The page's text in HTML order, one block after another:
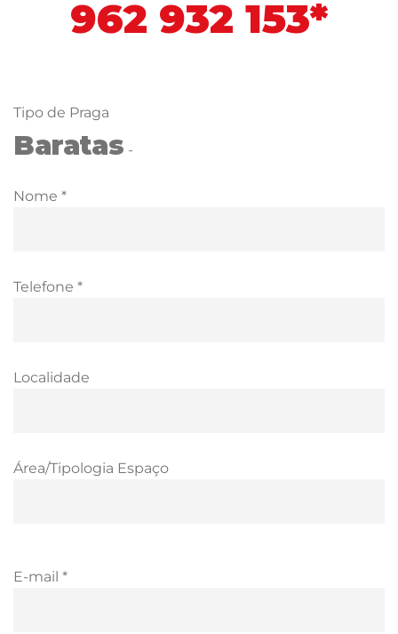
962 932 153*
Tipo de Praga
Baratas -
Nome *
Telefone *
Localidade
Área/Tipologia Espaço
E-mail *